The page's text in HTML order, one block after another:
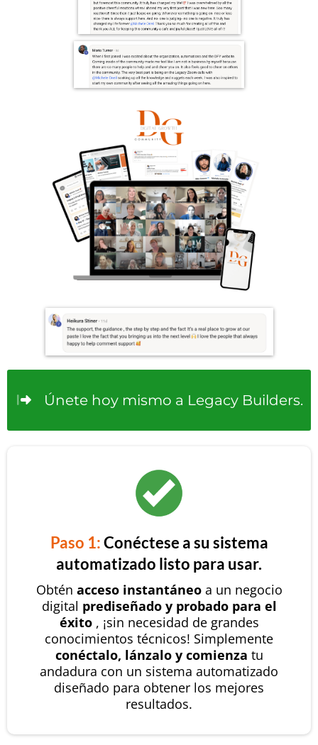
Únete hoy mismo a Legacy Builders.
Paso 1:Conéctese a su sistema
automatizado listo para usar.
Obtén acceso instantáneoa un negocio
digital prediseñado y probado para el
éxito, ¡sin necesidad de grandes
conocimientos técnicos! Simplemente
conéctalo, lánzalo y comienza tu
andadura con un sistema automatizado
diseñado para obtener los mejores
resultados.